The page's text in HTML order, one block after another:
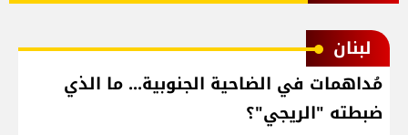
لبنان
مُداهمات في الضاحية الجنوبية... ما الذي
ضبطته "الريجي"؟